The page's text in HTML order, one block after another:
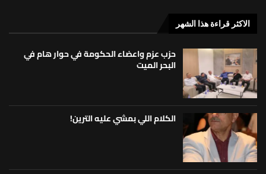
الاكثر قراءة هذا الشهر
حزب عزم واعضاء الحكومة في حوار هام في
البحر الميت
الكلام اللي بمشي عليه الترين!